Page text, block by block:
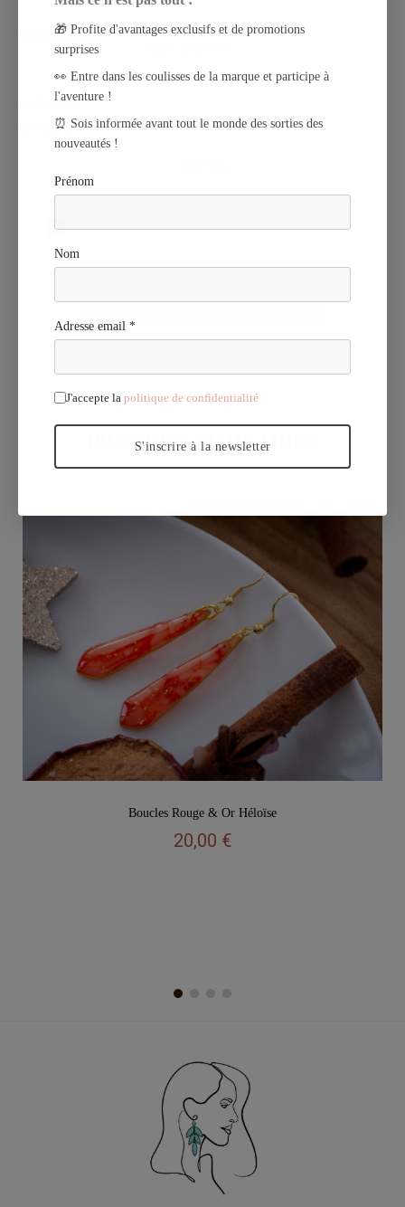
Composition
Acier inoxydable
Catégorie
En stock
1 Article
Commentaires (0)
Soyez le premier à donner votre avis
PRODUITS SIMILAIRES
Vu rapide
Boucles Rouge & Or Héloïse
20,00 €
🎁 Profite d'avantages exclusifs et de promotions
surprises
👀 Entre dans les coulisses de la marque et participe à
l'aventure !
⏰ Sois informée avant tout le monde des sorties des
nouveautés !
Prénom
Nom
Adresse email *
J'accepte la politique de confidentialité
S'inscrire à la newsletter